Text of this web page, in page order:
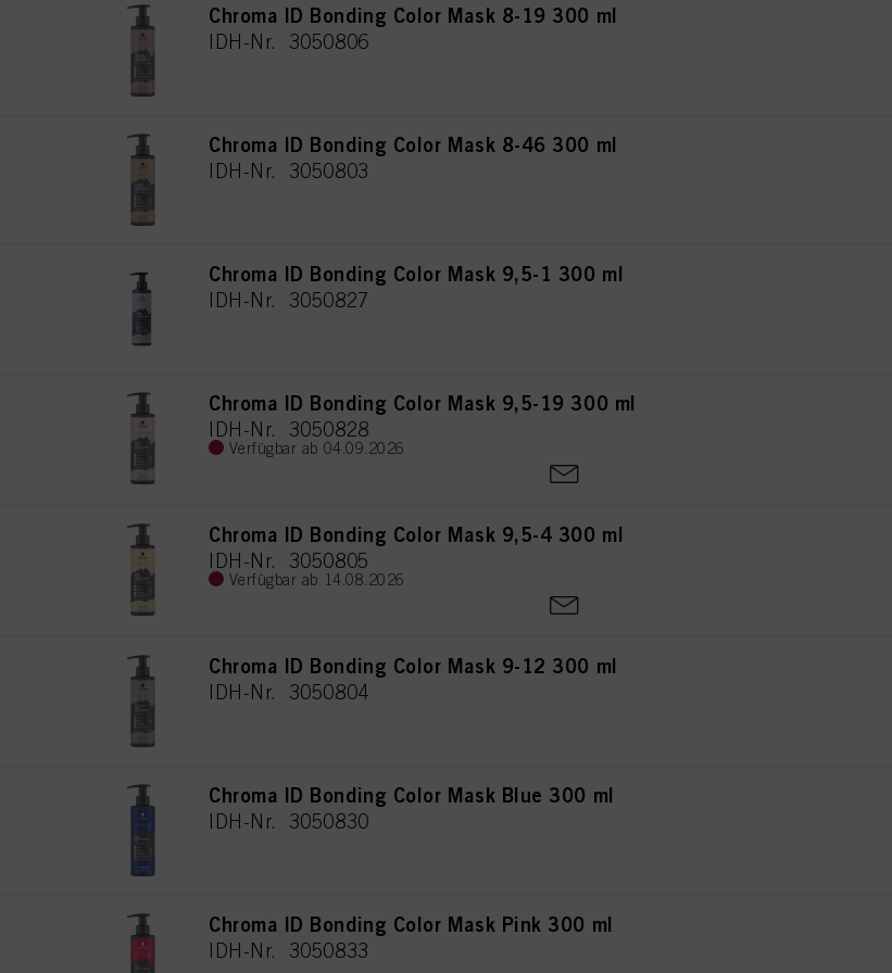
Chroma ID Bonding Color Mask 8-19 300 ml
IDH-Nr. 3050806
Chroma ID Bonding Color Mask 8-46 300 ml
IDH-Nr. 3050803
Chroma ID Bonding Color Mask 9,5-1 300 ml
IDH-Nr. 3050827
Chroma ID Bonding Color Mask 9,5-19 300 ml
IDH-Nr. 3050828
Verfügbar ab 04.09.2026
Chroma ID Bonding Color Mask 9,5-4 300 ml
IDH-Nr. 3050805
Verfügbar ab 14.08.2026
Chroma ID Bonding Color Mask 9-12 300 ml
IDH-Nr. 3050804
Chroma ID Bonding Color Mask Blue 300 ml
IDH-Nr. 3050830
Chroma ID Bonding Color Mask Pink 300 ml
IDH-Nr. 3050833